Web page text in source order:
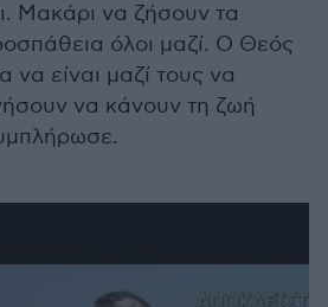
Μακάρι να ζήσουν τα
όλοι μαζί. Ο Θεός
είναι μαζί τους να
να κάνουν τη ζωή